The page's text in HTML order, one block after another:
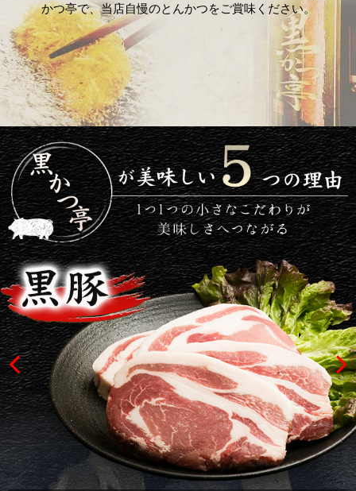
かつ亭で、当店自慢のとんかつをご賞味ください。